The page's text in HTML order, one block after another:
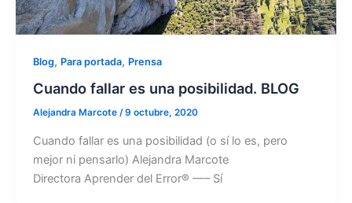
Blog, Para portada, Prensa
Cuando fallar es una posibilidad. BLOG
Alejandra Marcote /9 octubre, 2020
Cuando fallar es una posibilidad (o sí lo es, pero
mejor ni pensarlo) Alejandra Marcote
Directora Aprender del Error® —– Sí